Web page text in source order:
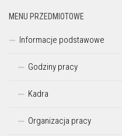
MENU PRZEDMIOTOWE
Informacje podstawowe
Godziny pracy
Kadra
Organizacja pracy